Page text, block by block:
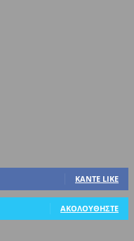
ΚΆΝΤΕ LIKE
ΑΚΟΛΟΥΘΉΣΤΕ